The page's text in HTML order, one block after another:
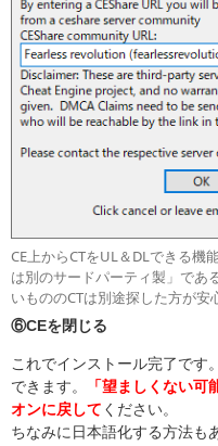
CE上からCTをUL＆DLできる機
は別のサードパーティ製」であ
いもののCTは別途探した方が安
⑥CEを閉じる
これでインストール完了です
できます。
「望ましくない
オンに戻して ください。
ちなみに日本語化する方法も